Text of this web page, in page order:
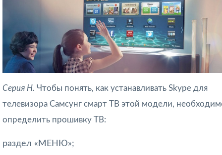
Серия Н. Чтобы понять, как устанавливать Skype для
телевизора Самсунг смарт ТВ этой модели,
определить прошивку ТВ:
раздел «МЕНЮ»;